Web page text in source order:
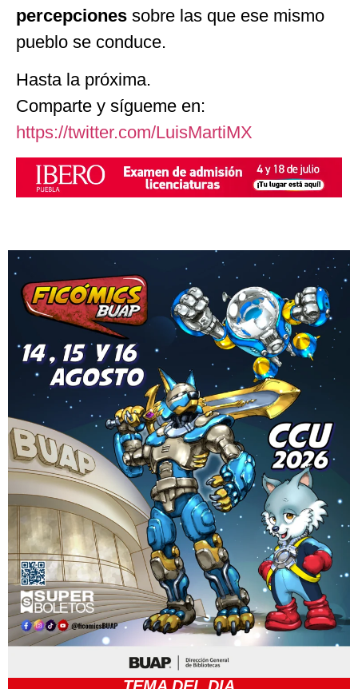
percepciones sobre las que ese mismo
pueblo se conduce.
Hasta la próxima.
Comparte y sígueme en:
https://twitter.com/LuisMartiMX